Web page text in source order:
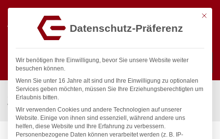
Suchen
Start / Gastronomiebedarf & Gastro Geräte für Profis
Wassertechnik
Wellnes ecoSet Kneipp’sche Garnitur 1/2″
Mit
Datenschutz-Präferenz
Wir benötigen Ihre Einwilligung, bevor Sie unsere Website weiter
besuchen können.
Wenn Sie unter 16 Jahre alt sind und Ihre Einwilligung zu optionalen
Services geben möchten, müssen Sie Ihre Erziehungsberechtigten um
Erlaubnis bitten.
Wir verwenden Cookies und andere Technologien auf unserer
Website. Einige von ihnen sind essenziell, während andere uns
helfen, diese Website und Ihre Erfahrung zu verbessern.
Personenbezogene Daten können verarbeitet werden (z. B. IP-